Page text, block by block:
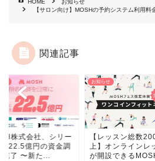
【サロン向け】MOSHの予約システム利用料
関連記事
株式会社、シリー
22.5億円の資金調
完了 〜新た...
お知らせ
【レッスン総数
上】オンラインレ
が開設できる